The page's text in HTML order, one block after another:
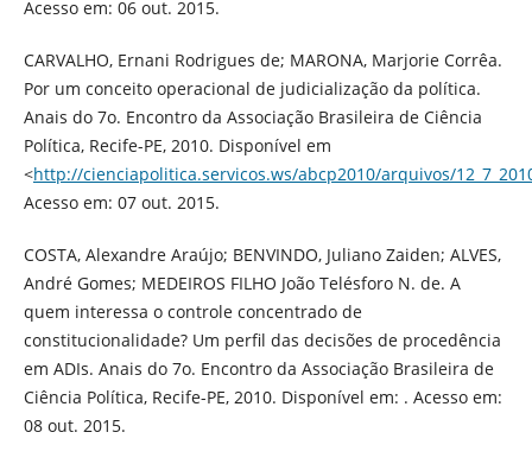
Acesso em: 06 out. 2015.
CARVALHO, Ernani Rodrigues de; MARONA, Marjorie Corrêa.
Por um conceito operacional de judicialização da política.
Anais do 7o. Encontro da Associação Brasileira de Ciência
Política, Recife-PE, 2010. Disponível em
<http://cienciapolitica.servicos.ws/abcp2010/arquivos/
Acesso em: 07 out. 2015.
COSTA, Alexandre Araújo; BENVINDO, Juliano Zaiden; ALVES,
André Gomes; MEDEIROS FILHO João Telésforo N. de. A
quem interessa o controle concentrado de
constitucionalidade? Um perfil das decisões de procedência
em ADIs. Anais do 7o. Encontro da Associação Brasileira de
Ciência Política, Recife-PE, 2010. Disponível em: . Acesso em:
08 out. 2015.